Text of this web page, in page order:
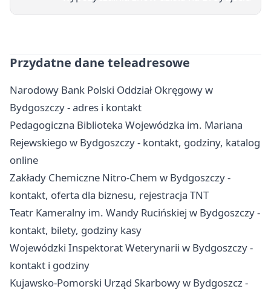
Przydatne dane teleadresowe
Narodowy Bank Polski Oddział Okręgowy w
Bydgoszczy - adres i kontakt
Pedagogiczna Biblioteka Wojewódzka im. Mariana
Rejewskiego w Bydgoszczy - kontakt, godziny, katalog
online
Zakłady Chemiczne Nitro-Chem w Bydgoszczy -
kontakt, oferta dla biznesu, rejestracja TNT
Teatr Kameralny im. Wandy Rucińskiej w Bydgoszczy -
kontakt, bilety, godziny kasy
Wojewódzki Inspektorat Weterynarii w Bydgoszczy -
kontakt i godziny
Kujawsko-Pomorski Urząd Skarbowy w Bydgoszcz -